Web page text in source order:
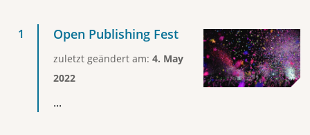
Open Publishing Fest
zuletzt geändert am: 4. May
2022
...